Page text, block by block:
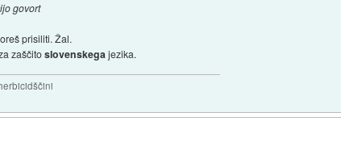
govort
prisiliti. Žal.
zaščitoslovenskegajezika.